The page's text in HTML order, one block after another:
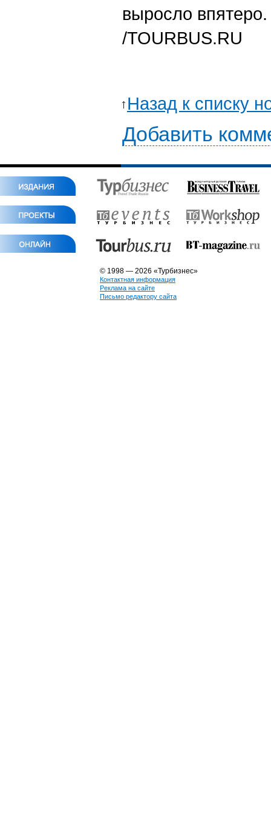
выросло
/TOURBUS.RU
Назад к списку
Добавить
© 1998 — 2026 «Турбизнес»
Контактная информация
Реклама на сайте
Письмо редактору сайта